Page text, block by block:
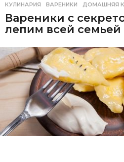
КУЛИНАРИЯ ВАРЕНИКИ ,ДОМАШНЯЯ
Вареники с
лепим всей семьей